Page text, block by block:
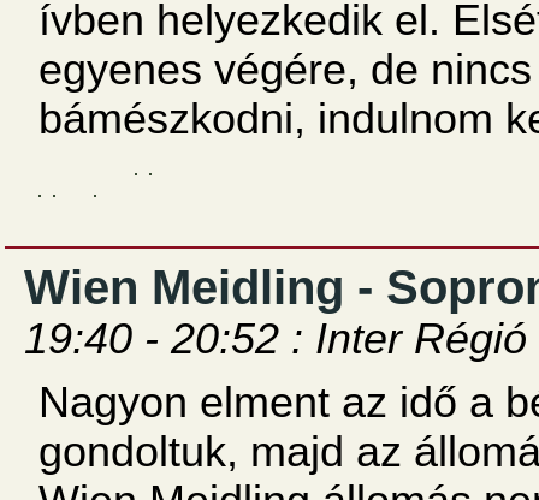
ívben helyezkedik el.
egyenes végére, de
bámészkodni, indulnom
Wien Meidling -
19:40 - 20:52 : Inter
Nagyon elment az idő a
gondoltuk, majd az